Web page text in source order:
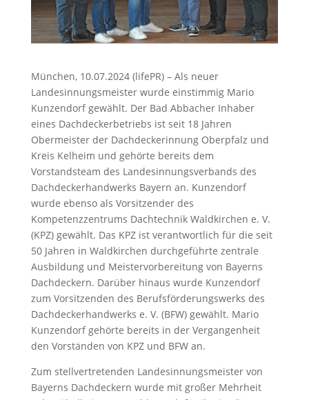
München, 10.07.2024 (lifePR) – Als neuer
Landesinnungsmeister wurde einstimmig Mario
Kunzendorf gewählt. Der Bad Abbacher Inhaber
eines Dachdeckerbetriebs ist seit 18 Jahren
Obermeister der Dachdeckerinnung Oberpfalz und
Kreis Kelheim und gehörte bereits dem
Vorstandsteam des Landesinnungsverbands des
Dachdeckerhandwerks Bayern an. Kunzendorf
wurde ebenso als Vorsitzender des
Kompetenzzentrums Dachtechnik Waldkirchen e. V.
(KPZ) gewählt. Das KPZ ist verantwortlich für die seit
50 Jahren in Waldkirchen durchgeführte zentrale
Ausbildung und Meistervorbereitung von Bayerns
Dachdeckern. Darüber hinaus wurde Kunzendorf
zum Vorsitzenden des Berufsförderungswerks des
Dachdeckerhandwerks e. V. (BFW) gewählt. Mario
Kunzendorf gehörte bereits in der Vergangenheit
den Vorständen von KPZ und BFW an.
Zum stellvertretenden Landesinnungsmeister von
Bayerns Dachdeckern wurde mit großer Mehrheit